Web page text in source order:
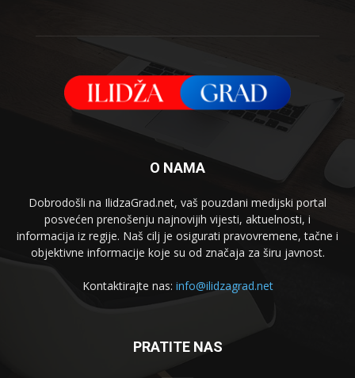
O NAMA
Dobrodošli na IlidzaGrad.net, vaš pouzdani medijski portal
posvećen prenošenju najnovijih vijesti, aktuelnosti, i
informacija iz regije. Naš cilj je osigurati pravovremene, tačne i
objektivne informacije koje su od značaja za širu javnost.
Kontaktirajte nas: info@ilidzagrad.net
PRATITE NAS